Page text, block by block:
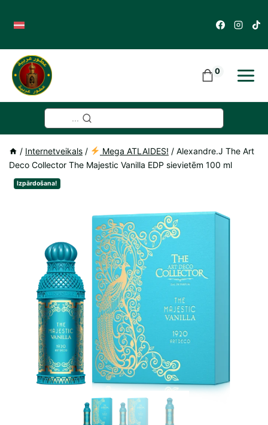
content
0
/ Internetveikals / Mega ATLAIDES! / Alexandre.J The Art
Deco Collector The Majestic Vanilla EDP sievietēm 100 ml
Izpārdošana!